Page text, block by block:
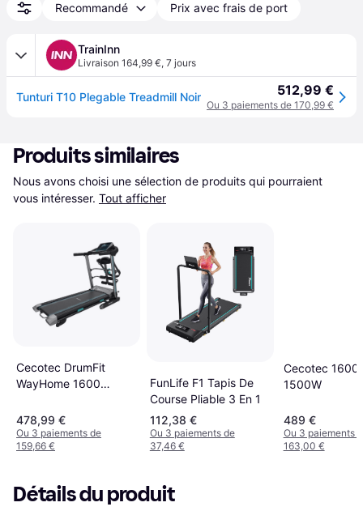
Recommandé Prix avec frais de port
TrainInn
Livraison 164,99 €, 7 jours
Tunturi T10 Plegable Treadmill Noir 512,99 €
Ou 3 paiements de 170,99 €
Produits similaires
Nous avons choisi une sélection de produits qui pourraient
vous intéresser. Tout afficher
Cecotec DrumFit
WayHome 1600
478,99 €
Ou 3 paiements de
159,66 €
FunLife F1 Tapis De
Course Pliable 3 En 1
112,38 €
Ou 3 paiements de
37,46 €
Cecotec 1600
1500W
489 €
Ou 3 paiements
163,00 €
Détails du produit